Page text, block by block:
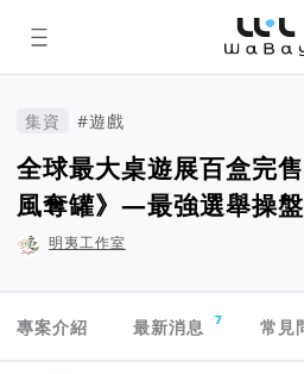
WaBay
集資 / 群
集資 #遊戲
全球最大桌遊展百盒完
風奪罐》—最強選舉操盤
明夷工作室
專案介紹
最新消息 7 常見